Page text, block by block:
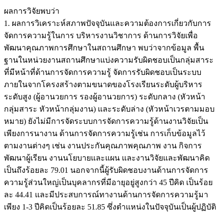
ผลการวิจัยพบว่า
1. ผลการวิเคราะห์สภาพปัจจุบันและความต้องการเกี่ยวกับการ
จัดการความรู้ในการ บริหารงานวิชาการ ด้านการวิจัยเพื่อ
พัฒนาคุณภาพการศึกษาในสถานศึกษา พบว่าจากข้อมูล พื้น
ฐานในหน่วยงานสถานศึกษาแบ่งความรับผิดชอบเป็นกลุ่มสาระ
ที่มีหน้าที่ด้านการจัดการความรู้ จัดการรับผิดชอบเป็นระบบ
ภายในจากโครงสร้างตามขนาดของโรงเรียนระดับผู้บริหาร
ระดับสูง (ผู้อานวยการ รองผู้อานวยการ) ระดับกลาง (หัวหน้า
กลุ่มสาระ หัวหน้ากลุ่มงาน) และระดับล่าง (หัวหน้าเวรตามมอบ
หมาย) ยังไม่มีการจัดระบบการจัดการความรู้ด้านงานวิจัยเป็น
เพียงการนางาน ด้านการจัดการความรู้เช่น การเก็บข้อมูลไว้
ตามงานต่างๆ เช่น งานประกันคุณภาพคุณภาพ งาน กิจการ
พัฒนาผู้เรียน งานนโยบายและแผน และงานวิจัยและพัฒนาคิด
เป็นถึงร้อยละ 79.01 นอกจากนี้ผู้รับผิดชอบงานด้านการจัดการ
ความรู้ส่วนใหญ่เป็นบุคลากรที่มีอายุอยู่สูงกว่า 45 ปีคิด เป็นร้อย
ละ 44.41 และมีประสบการณ์ทางานด้านการจัดการความรู้มา
เพียง 1-3 ปีคิดเป็นร้อยละ 51.85 ซึ่งตำแหน่งในปัจจุบันเป็นผู้ปฏิบัติ